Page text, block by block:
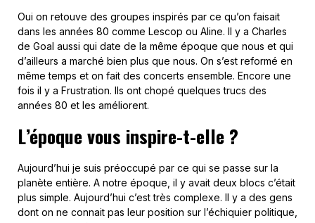
Oui on retouve des groupes inspirés par ce qu’on faisait
dans les années 80 comme Lescop ou Aline. Il y a Charles
de Goal aussi qui date de la même époque que nous et qui
d’ailleurs a marché bien plus que nous. On s’est reformé en
même temps et on fait des concerts ensemble. Encore une
fois il y a Frustration. Ils ont chopé quelques trucs des
années 80 et les améliorent.
L’époque vous inspire-t-elle ?
Aujourd’hui je suis préoccupé par ce qui se passe sur la
planète entière. A notre époque, il y avait deux blocs c’était
plus simple. Aujourd’hui c’est très complexe. Il y a des gens
dont on ne connait pas leur position sur l’échiquier politique,